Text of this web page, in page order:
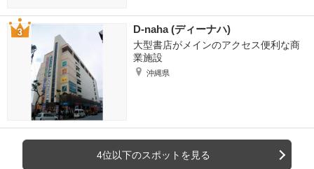
D-naha (ディーナハ)
大型書店がメインのアクセス便利な商
業施設
沖縄県
4位以下のスポットを見る